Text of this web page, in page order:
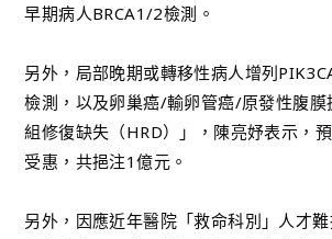
早期病人BRCA1/2檢測。
另外，局部晚期或轉移性病人增列
檢測，以及卵巢癌/輸卵管癌/原發性腹膜
組修復缺失（HRD）」，陳亮妤表示，
受惠，共挹注1億元。
另外，因應近年醫院「救命科別」人才難